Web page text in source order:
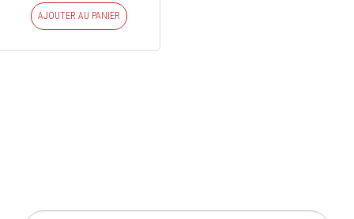
AJOUTER AU PANIER